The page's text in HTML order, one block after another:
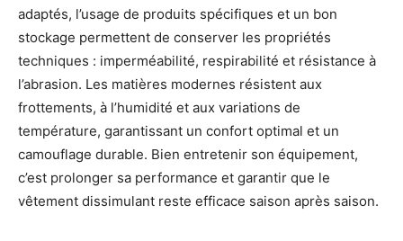
adaptés, l’usage de produits spécifiques et un bon
stockage permettent de conserver les propriétés
techniques : imperméabilité, respirabilité et résistance à
l’abrasion. Les matières modernes résistent aux
frottements, à l’humidité et aux variations de
température, garantissant un confort optimal et un
camouflage durable. Bien entretenir son équipement,
c’est prolonger sa performance et garantir que le
vêtement dissimulant reste efficace saison après saison.